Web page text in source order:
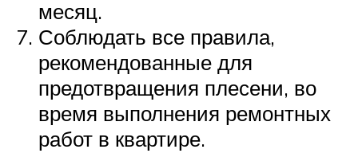
месяц.
Соблюдать все правила,
рекомендованные для
предотвращения плесени, во
время выполнения ремонтных
работ в квартире.